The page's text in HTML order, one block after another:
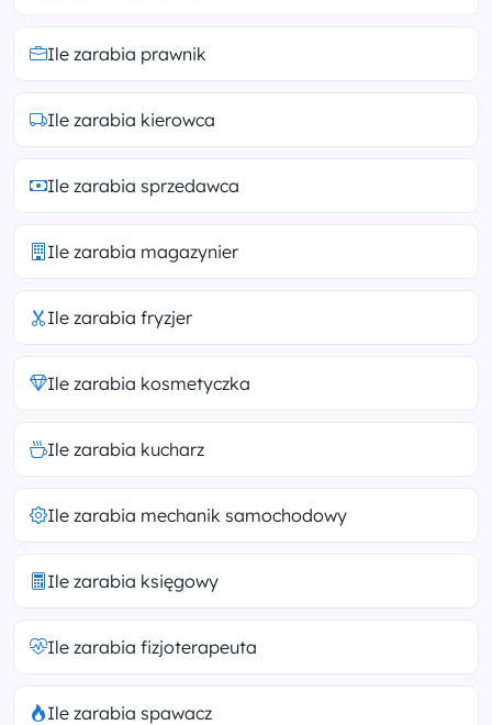
Ile zarabia prawnik
Ile zarabia kierowca
Ile zarabia sprzedawca
Ile zarabia magazynier
Ile zarabia fryzjer
Ile zarabia kosmetyczka
Ile zarabia kucharz
Ile zarabia mechanik samochodowy
Ile zarabia księgowy
Ile zarabia fizjoterapeuta
Ile zarabia spawacz